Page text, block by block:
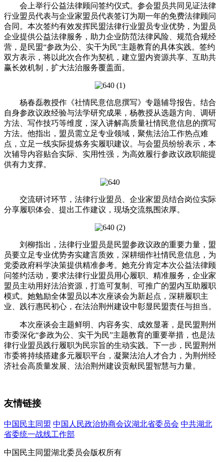
会上举行公益法律顾问签约仪式。参会盟员共同见证法律
行业盟员代表与企业家盟员代表签订为期一年的免费法律顾问
合同。本次签约有效发挥民盟法律行业盟员专业优势，为盟员
企业提供公益法律服务，助力企业防范法律风险、规范合规经
营，是民盟“参政为公、实干为民”主题教育的具体实践。签约
双方表示，将以此次合作为契机，建立盟内资源共享、互助共
赢长效机制，扩大法治服务覆盖面。
杨春磊教授作《社情民意信息撰写》专题辅导报告。结合
自身参政议政经验与法学研究成果，杨教授从选题方向、调研
方法、写作技巧等维度，深入讲解高质量社情民意信息的撰写
方法。他指出，盟员需立足专业领域，聚焦法治工作热点难
点，立足一线实际提炼务实履职建议。与会盟员纷纷表示，本
次辅导内容贴合实际、实用性强，为高效履行参政议政职能提
供有力支撑。
交流研讨环节，法律行业盟员、企业家盟员结合岗位实际
分享履职体会、提出工作建议，现场交流氛围浓厚。
刘柳指出，法律行业盟员是民盟参政议政的重要力量，盟
员要立足专业优势夯实建言质效，深耕细作社情民意信息，为
党委政府科学决策提供精准参考。她充分肯定本次公益法律顾
问签约活动，要求法律行业盟员用心履职、精准服务，企业家
盟员主动用好法治资源，打造可复制、可推广的盟内互助履职
模式。她勉励全体盟员以本次座谈会为新起点，深耕履职主
业、践行惠民初心，在法治荆州建设中彰显民盟责任与担当。
本次座谈会主题鲜明、内容务实、成效显著，是民盟荆州
市委深化“参政为公、实干为民”主题教育的重要举措，也是法
律行业盟员践行履职为民宗旨的生动实践。下一步，民盟荆州
市委将持续搭建多元履职平台，凝聚法治人才合力，为荆州经
济社会高质量发展、法治荆州建设贡献民盟智慧与力量。
友情链接
中国民主同盟 中国人民政治协商会议湖北省委员会 中共湖北
省委统一战线工作部
中国民主同盟湖北委员会版权所有